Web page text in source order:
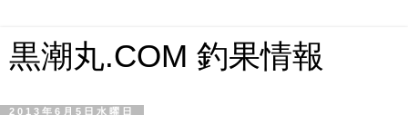
黒潮丸.COM 釣果情報
2013年6月5日水曜日